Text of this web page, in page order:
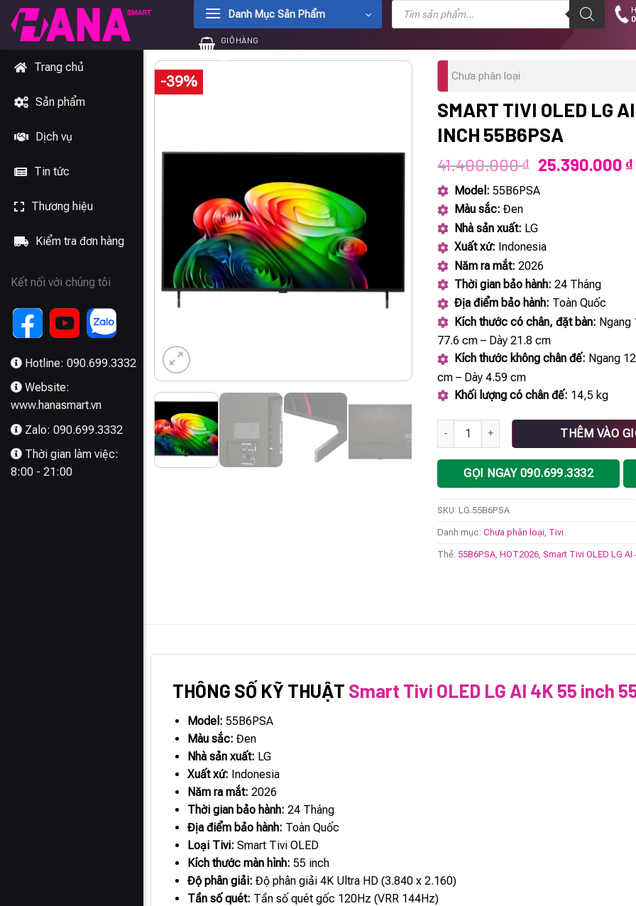
Chuyển
đến
dung
Danh Mục Sản Phẩm
Tìm
kiếm
phẩm
GIỎ HÀNG
0₫
Trang chủ
Sản phẩm
Dịch vụ
Tin tức
Thương hiệu
Kiểm tra đơn hàng
Kết nối với chúng tôi
Hotline: 090.699.3332
Website:
www.hanasmart.vn
Zalo: 090.699.3332
Thời gian làm việc:
8:00 - 21:00
-39% Chưa phân loại
SMART TIVI OLED LG
INCH 55B6PSA
41.400.000₫
Giá
gốc
là:
25.390.000 ₫
Model: 55B6PSA
Màu sắc: Đen
Nhà sản xuất: LG
Xuất xứ: Indonesia
Năm ra mắt: 2026
Thời gian bảo hành: 24 Tháng
Địa điểm bảo hành: Toàn Quốc
Kích thước có chân, đặt bàn: Ngang
77.6 cm – Dày 21.8 cm
Kích thước không chân đế: Ngang
cm – Dày 4.59 cm
Khối lượng có chân đế: 14,5 kg
Smart Tivi OLED LG AI 4K 55 inch
THÊM VÀO
GỌI NGAY 090.699.3332
SKU:LG.55B6PSA
Danh mục:Chưa phân loại Tivi
Thẻ: 55B6PSA ,HOT2026 ,Smart Tivi OLED LG
THÔNG SỐ KỸ THUẬT Smart Tivi OLED LG AI 4K 55 inch
Model: 55B6PSA
Màu sắc: Đen
Nhà sản xuất: LG
Xuất xứ: Indonesia
Năm ra mắt: 2026
Thời gian bảo hành: 24 Tháng
Địa điểm bảo hành: Toàn Quốc
Loại Tivi: Smart Tivi OLED
Kích thước màn hình: 55 inch
Độ phân giải: Độ phân giải 4K Ultra HD (3.840 x 2.160)
Tần số quét: Tần số quét gốc 120Hz (VRR 144Hz)